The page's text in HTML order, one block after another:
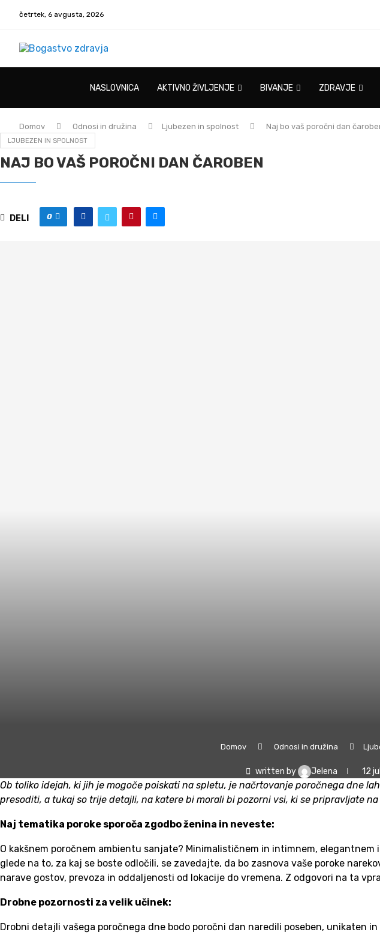
četrtek, 6 avgusta, 2026
NASLOVNICA AKTIVNO ŽIVLJENJE BIVANJE ZDRAVJE
Domov Odnosi in družina Ljubezen in spolnost Naj bo vaš poročni dan
LJUBEZEN IN SPOLNOST
NAJ BO VAŠ POROČNI DAN ČAROBEN
DELI
0
Domov Odnosi in družina
written by Jelena 12
Ob toliko idejah, ki jih je mogoče poiskati na spletu, je načrtovanje poročnega dne
presoditi, a tukaj so trije detajli, na katere bi morali bi pozorni vsi, ki se pripravljate
Naj tematika poroke sporoča zgodbo ženina in neveste:
O kakšnem poročnem ambientu sanjate? Minimalističnem in intimnem,
glede na to, za kaj se boste odločili, se zavedajte, da bo zasnova vaše poroke
narave gostov, prevoza in oddaljenosti od lokacije do vremena. Z odgovori na ta
Drobne pozornosti za velik učinek:
Drobni detajli vašega poročnega dne bodo poročni dan naredili poseben, unikaten